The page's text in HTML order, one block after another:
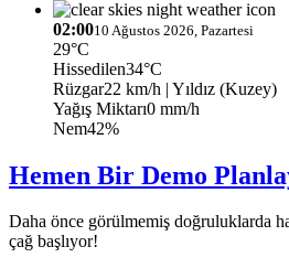
02:0010 Ağustos 2026, Pazartesi
29°C
Hissedilen34°C
Rüzgar22 km/h | Yıldız (Kuzey)
Yağış Miktarı0 mm/h
Nem42%
Hemen Bir Demo
Daha önce görülmemiş doğruluklarda
çağ başlıyor!